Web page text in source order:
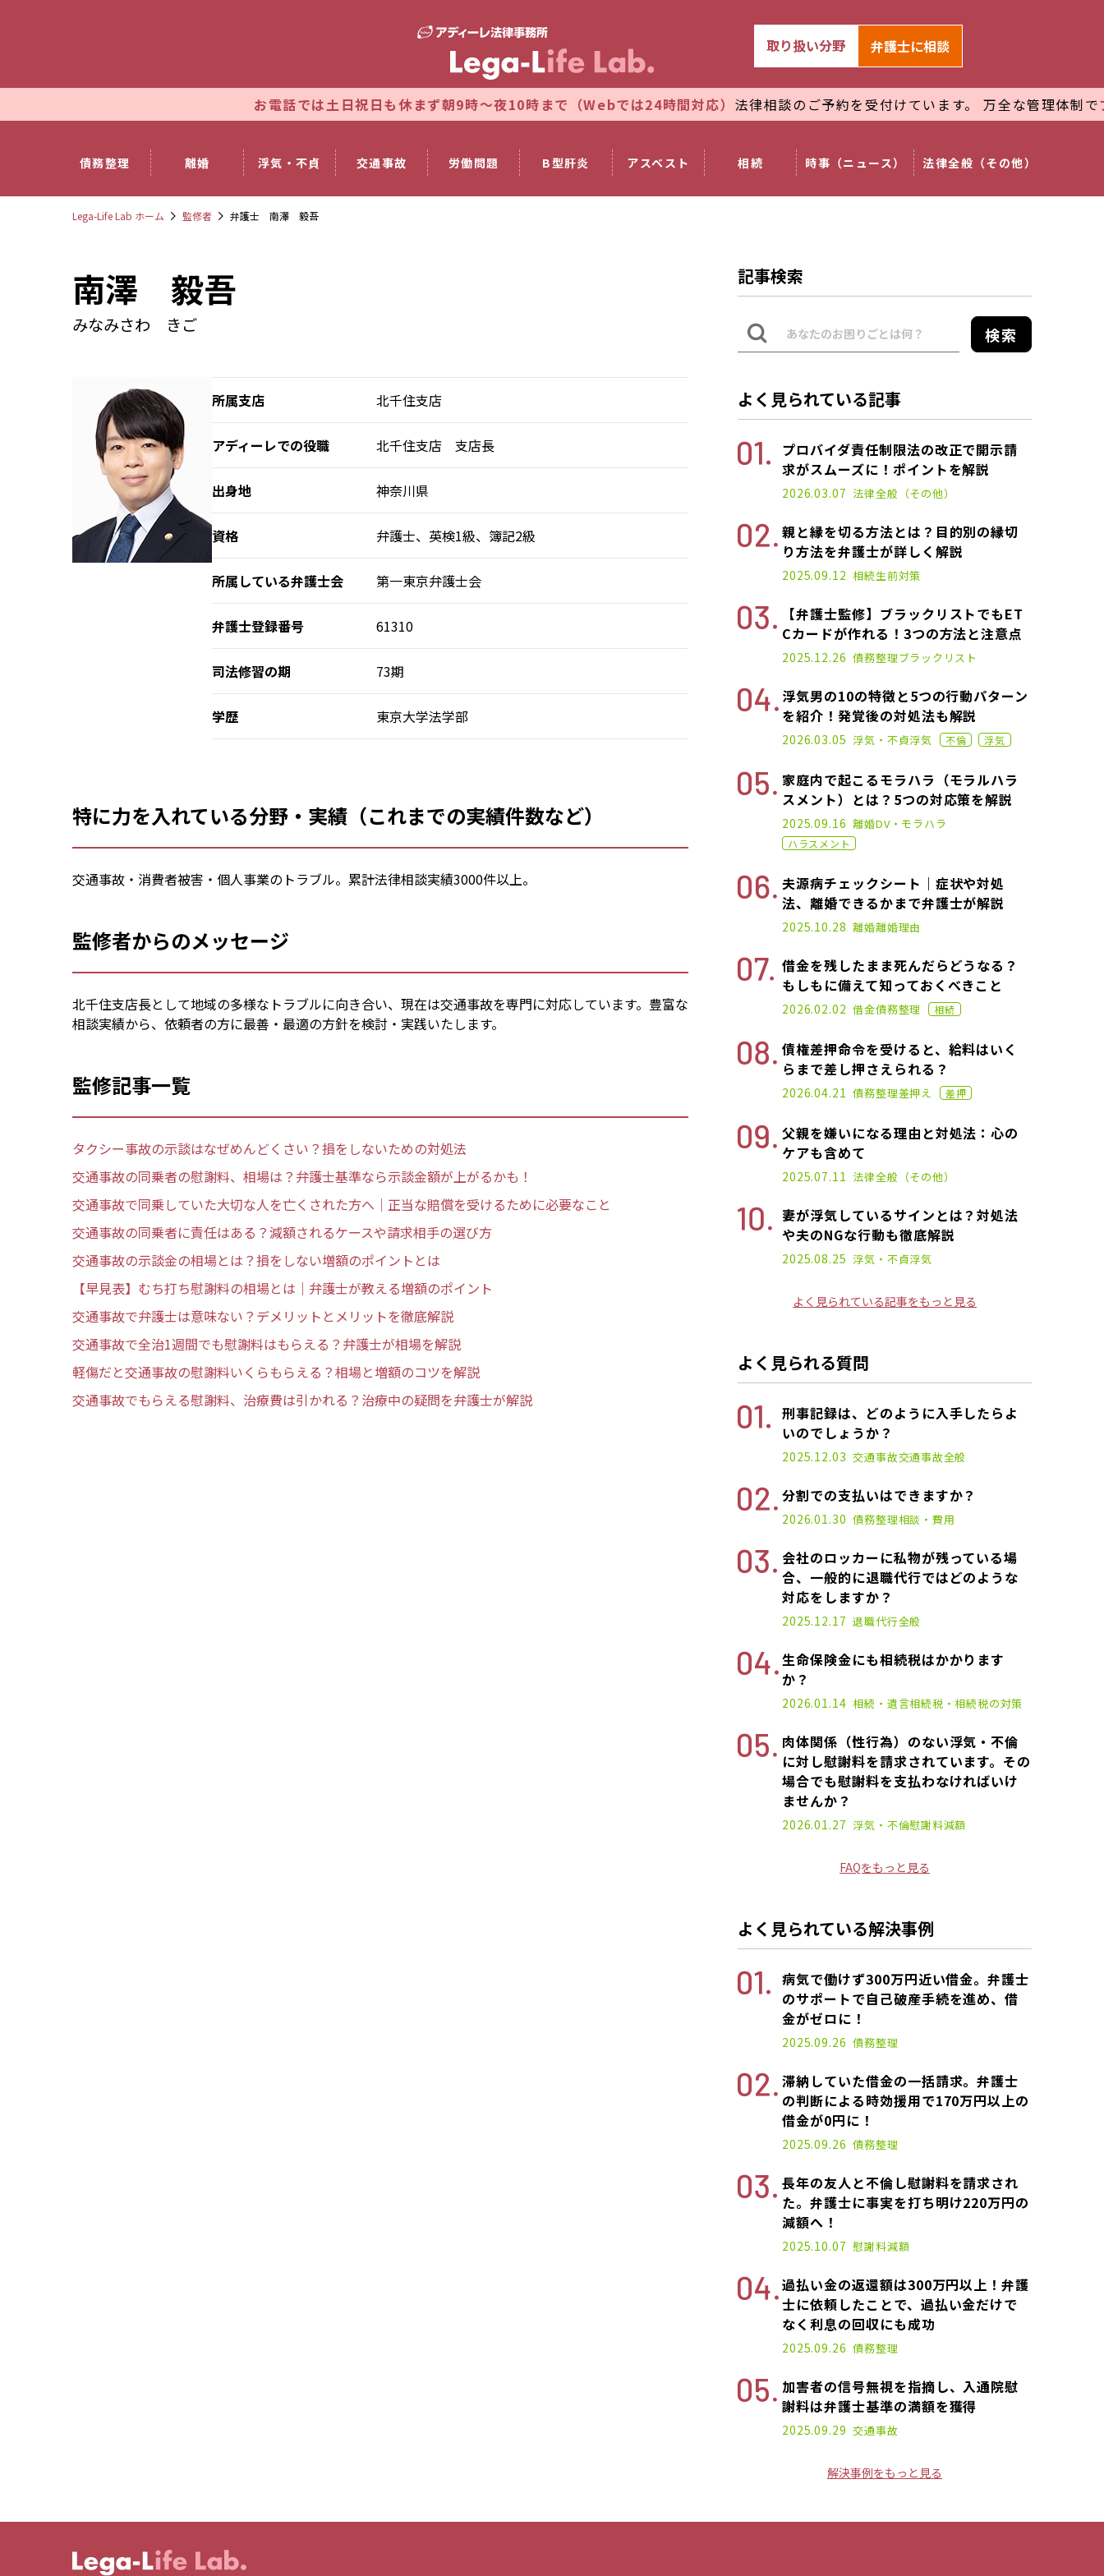
お電話では土日祝日も休まず朝9時～夜10時まで（Webでは24時間対応）法律相談のご予約を受付けています。 万全な管理体制でプライ
債務整理 離婚 浮気・不貞 交通事故 労働問題 B型肝炎 アスベスト 相続 時事（ニュース） 法律全般（その他）
取り扱い分野 弁護士に相談
Lega-Life Lab ホーム 監修者 弁護士 南澤 毅吾
南澤 毅吾
みなみさわ きご
所属支店 北千住支店
アディーレでの役職 北千住支店 支店長
出身地 神奈川県
資格 弁護士、英検1級、簿記2級
所属している弁護士会 第一東京弁護士会
弁護士登録番号 61310
司法修習の期 73期
学歴 東京大学法学部
特に力を入れている分野・実績（これまでの実績件数など）
交通事故・消費者被害・個人事業のトラブル。累計法律相談実績3000件以上。
監修者からのメッセージ
北千住支店長として地域の多様なトラブルに向き合い、現在は交通事故を専門に対応しています。豊富な
相談実績から、依頼者の方に最善・最適の方針を検討・実践いたします。
監修記事一覧
タクシー事故の示談はなぜめんどくさい？損をしないための対処法
交通事故の同乗者の慰謝料、相場は？弁護士基準なら示談金額が上がるかも！
交通事故で同乗していた大切な人を亡くされた方へ｜正当な賠償を受けるために必要なこと
交通事故の同乗者に責任はある？減額されるケースや請求相手の選び方
交通事故の示談金の相場とは？損をしない増額のポイントとは
【早見表】むち打ち慰謝料の相場とは｜弁護士が教える増額のポイント
交通事故で弁護士は意味ない？デメリットとメリットを徹底解説
交通事故で全治1週間でも慰謝料はもらえる？弁護士が相場を解説
軽傷だと交通事故の慰謝料いくらもらえる？相場と増額のコツを解説
交通事故でもらえる慰謝料、治療費は引かれる？治療中の疑問を弁護士が解説
記事検索
検索
よく見られている記事
プロバイダ責任制限法の改正で開示請
求がスムーズに！ポイントを解説
2022.11.14
2026.03.07 法律全般（その他）
親と縁を切る方法とは？目的別の縁切
り方法を弁護士が詳しく解説
2025.03.10
2025.09.12 相続生前対策
【弁護士監修】ブラックリストでもET
Cカードが作れる！3つの方法と注意点
2021.01.14
2025.12.26 債務整理ブラックリスト
浮気男の10の特徴と5つの行動パターン
を紹介！発覚後の対処法も解説
2022.12.07
2026.03.05 浮気・不貞浮気 不倫 浮気
家庭内で起こるモラハラ（モラルハラ
スメント）とは？5つの対応策を解説
2020.11.02
2025.09.16 離婚DV・モラハラ
ハラスメント
夫源病チェックシート｜症状や対処
法、離婚できるかまで弁護士が解説
2025.01.17
2025.10.28 離婚離婚理由
借金を残したまま死んだらどうなる？
もしもに備えて知っておくべきこと
2021.02.26
2026.02.02 借金債務整理 相続
債権差押命令を受けると、給料はいく
らまで差し押さえられる？
2022.06.15
2026.04.21 債務整理差押え 差押
父親を嫌いになる理由と対処法：心の
ケアも含めて
2025.02.19
2025.07.11 法律全般（その他）
妻が浮気しているサインとは？対処法
や夫のNGな行動も徹底解説
2025.01.17
2025.08.25 浮気・不貞浮気
よく見られている記事をもっと見る
よく見られる質問
刑事記録は、どのように入手したらよ
いのでしょうか？
2025.12.03 交通事故交通事故全般
分割での支払いはできますか？
2026.01.30 債務整理相談・費用
会社のロッカーに私物が残っている場
合、一般的に退職代行ではどのような
対応をしますか？
2025.12.17 退職代行全般
生命保険金にも相続税はかかります
か？
2026.01.14 相続・遺言相続税・相続税の対策
肉体関係（性行為）のない浮気・不倫
に対し慰謝料を請求されています。その
場合でも慰謝料を支払わなければいけ
ませんか？
2026.01.27 浮気・不倫慰謝料減額
FAQをもっと見る
よく見られている解決事例
病気で働けず300万円近い借金。弁護士
のサポートで自己破産手続を進め、借
金がゼロに！
2025.09.26 債務整理
滞納していた借金の一括請求。弁護士
の判断による時効援用で170万円以上の
借金が0円に！
2025.09.26 債務整理
長年の友人と不倫し慰謝料を請求され
た。弁護士に事実を打ち明け220万円の
減額へ！
2025.10.07 慰謝料減額
過払い金の返還額は300万円以上！弁護
士に依頼したことで、過払い金だけで
なく利息の回収にも成功
2025.09.26 債務整理
加害者の信号無視を指摘し、入通院慰
謝料は弁護士基準の満額を獲得
2025.09.29 交通事故
解決事例をもっと見る